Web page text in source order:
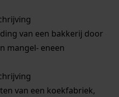
van een bakkerij door
mangel- eneen
van een koekfabriek,